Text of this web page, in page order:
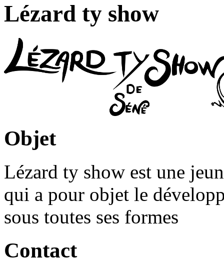
Lézard ty show
Objet
Lézard ty show est une
qui a pour objet le
sous toutes ses formes
Contact